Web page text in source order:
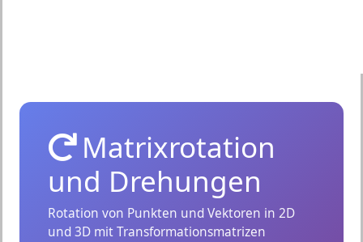
Matrixrotation
und Drehungen
Rotation von Punkten und Vektoren in 2D
und 3D mit Transformationsmatrizen